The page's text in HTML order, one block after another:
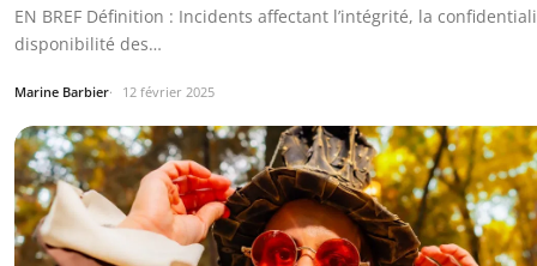
EN BREF Définition : Incidents affectant l’intégrité, la
disponibilité des…
Marine Barbier 12 février 2025